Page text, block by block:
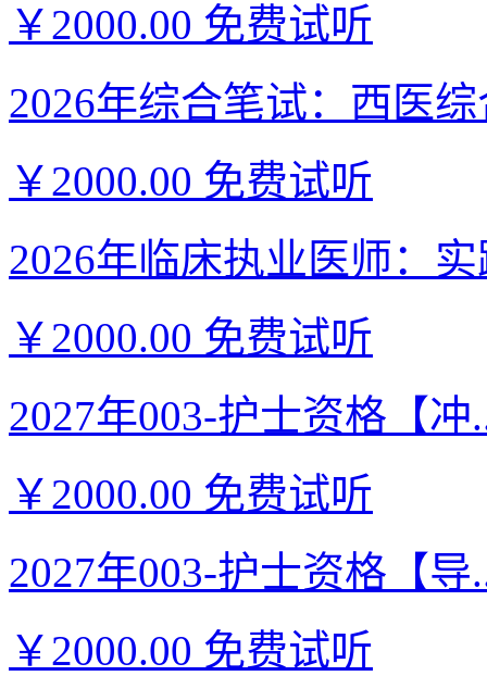
￥2000.00 免费试听
2026年综合笔试：西医
￥2000.00 免费试听
2026年临床执业医师：
￥2000.00 免费试听
2027年003-护士资格【冲
￥2000.00 免费试听
2027年003-护士资格【导
￥2000.00 免费试听